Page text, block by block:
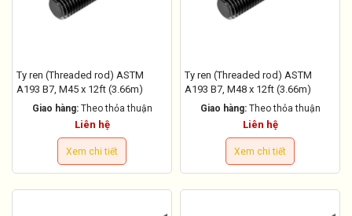
Ty ren (Threaded rod) ASTM
A193 B7, M45 x 12ft (3.66m)
Giao hàng: Theo thỏa thuận
Liên hệ
Xem chi tiết
Ty ren (Threaded rod) ASTM
A193 B7, M48 x 12ft (3.66m)
Giao hàng: Theo thỏa thuận
Liên hệ
Xem chi tiết